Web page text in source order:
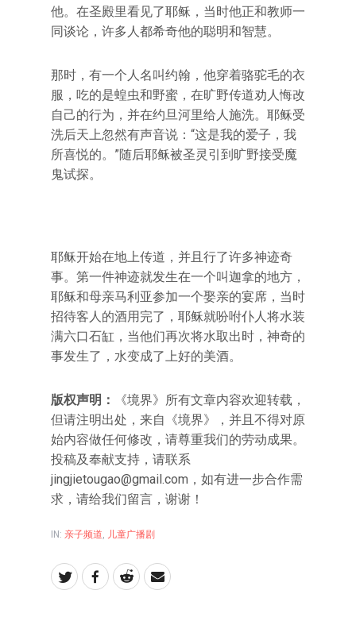
他。在圣殿里看见了耶稣，当时他正和教师一
同谈论，许多人都希奇他的聪明和智慧。
那时，有一个人名叫约翰，他穿着骆驼毛的衣
服，吃的是蝗虫和野蜜，在旷野传道劝人悔改
自己的行为，并在约旦河里给人施洗。耶稣受
洗后天上忽然有声音说：“这是我的爱子，我
所喜悦的。”随后耶稣被圣灵引到旷野接受魔
鬼试探。
耶稣开始在地上传道，并且行了许多神迹奇
事。第一件神迹就发生在一个叫迦拿的地方，
耶稣和母亲马利亚参加一个娶亲的宴席，当时
招待客人的酒用完了，耶稣就吩咐仆人将水装
满六口石缸，当他们再次将水取出时，神奇的
事发生了，水变成了上好的美酒。
版权声明：
《境界》所有文章内容欢迎转载，
但请注明出处，来自《境界》，并且不得对原
始内容做任何修改，请尊重我们的劳动成果。
投稿及奉献支持，请联系
jingjietougao@gmail.com，如有进一步合作需
求，请给我们留言，谢谢！
IN: 亲子频道, 儿童广播剧